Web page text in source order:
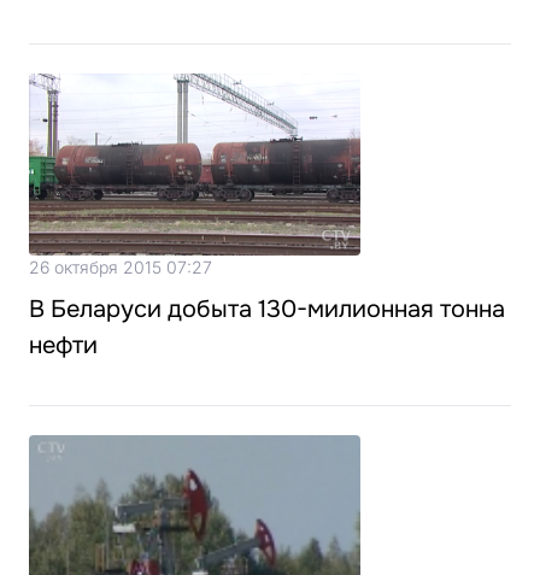
26 октября 2015 07:27
В Беларуси добыта 130-милионная тонна
нефти